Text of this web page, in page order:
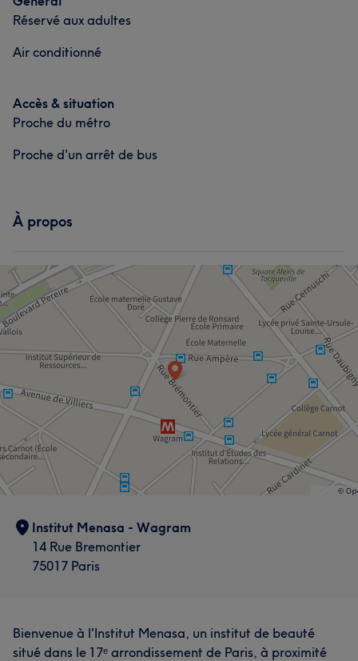
Réservé aux adultes
Air conditionné
Accès & situation
Proche du métro
Proche d'un arrêt de bus
À propos
Institut Menasa - Wagram
14 Rue Bremontier
75017 Paris
Bienvenue à l'Institut Menasa, un institut de beauté
situé dans le 17ᵉ arrondissement de Paris, à proximité